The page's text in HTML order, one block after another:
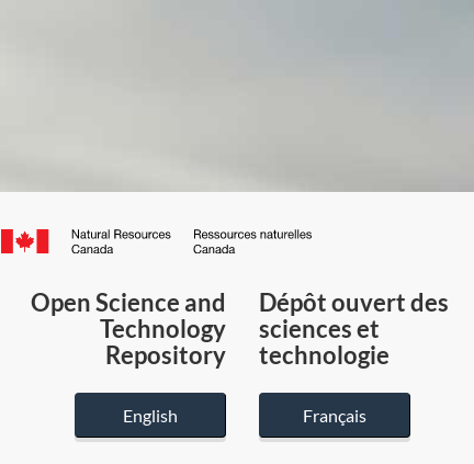
Canada.ca
du
Canada
Open Science and
Technology
Repository
English
Dépôt ouvert des
sciences et
technologie
Français